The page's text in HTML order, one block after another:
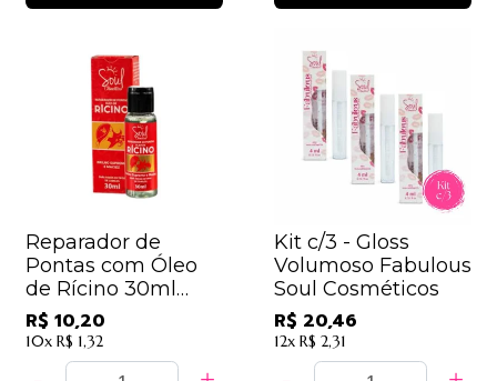
Reparador de
Pontas com Óleo
de Rícino 30ml
Soul Cosméticos
R$ 10,20
10x R$ 1,32
Kit c/3 - Gloss
Volumoso Fabulous
Soul Cosméticos
R$ 20,46
12x R$ 2,31